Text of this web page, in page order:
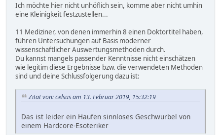
Ich möchte hier nicht unhöflich sein, komme aber nicht umhin
eine Kleinigkeit festzustellen...
11 Mediziner, von denen immerhin 8 einen Doktortitel haben,
führen Untersuchungen auf Basis moderner
wissenschaftlicher Auswertungsmethoden durch.
Du kannst mangels passender Kenntnisse nicht einschätzen
wie legitim diese Ergebnisse bzw. die verwendeten Methoden
sind und deine Schlussfolgerung dazu ist:
Zitat von: celsus am 13. Februar 2019, 15:32:19
Das ist leider ein Haufen sinnloses Geschwurbel von
einem Hardcore-Esoteriker